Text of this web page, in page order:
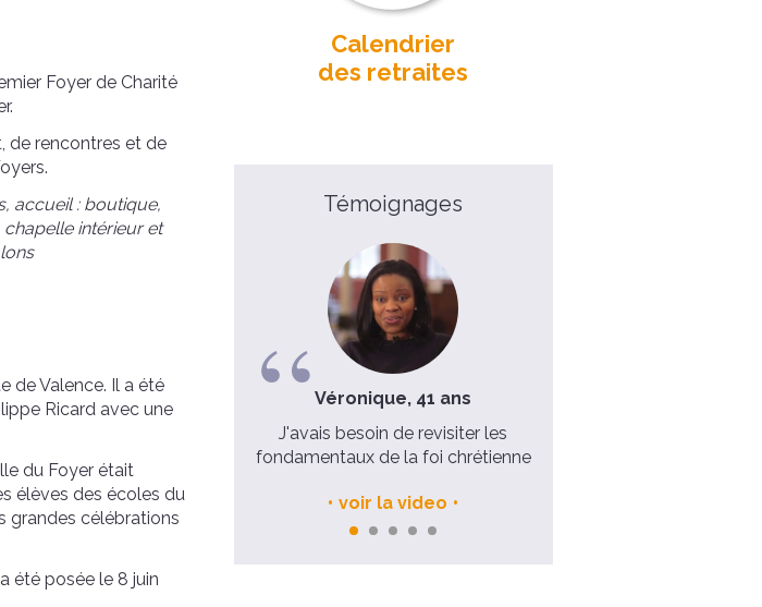
Foyer de Charité
de rencontres et de
accueil : boutique,
intérieur et
de Valence. Il a été
Ricard avec une
du Foyer était
élèves des écoles du
grandes célébrations
été posée le 8 juin
Calendrier
des retraites
Témoignages
Dominique, 48 ans
voir la video
Véronique, 41 ans
J'avais besoin de revisiter les
fondamentaux de la foi chrétienne
voir la video